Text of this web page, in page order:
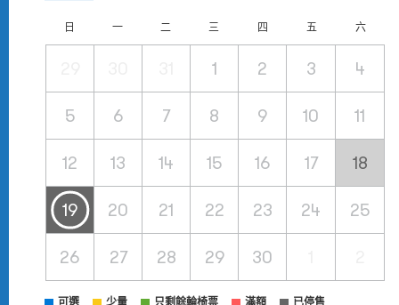
日 一 二 三 四 五 六
1 2 3 4
5 6 7 8 9 10 11
12 13 14 15 16 17 18
19 20 21 22 23 24 25
26 27 28 29 30